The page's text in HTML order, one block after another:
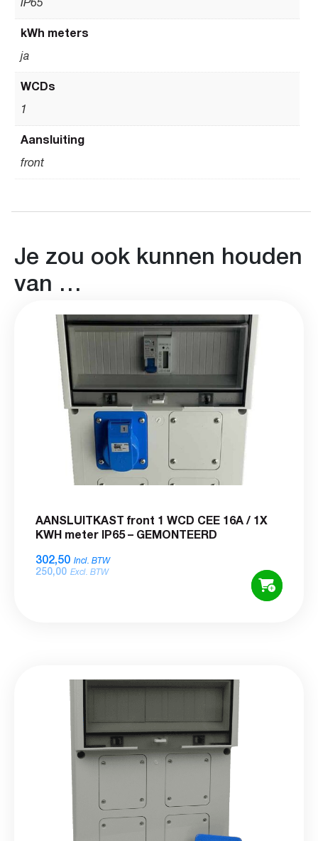
kWh meters
ja
WCDs
1
Aansluiting
front
Je zou ook kunnen houden
van …
AANSLUITKAST front 1 WCD CEE 16A / 1X
KWH meter IP65 – GEMONTEERD
302,50 Incl. BTW
250,00 Excl. BTW